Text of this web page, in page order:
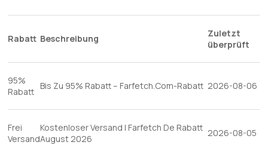
Rabatt Beschreibung
Zuletzt
überprüft
95%
Rabatt
Bis Zu 95% Rabatt – Farfetch.Com-Rabatt 2026-08-06
Frei
Versand
Kostenloser Versand | Farfetch De Rabatt
August 2026
2026-08-05